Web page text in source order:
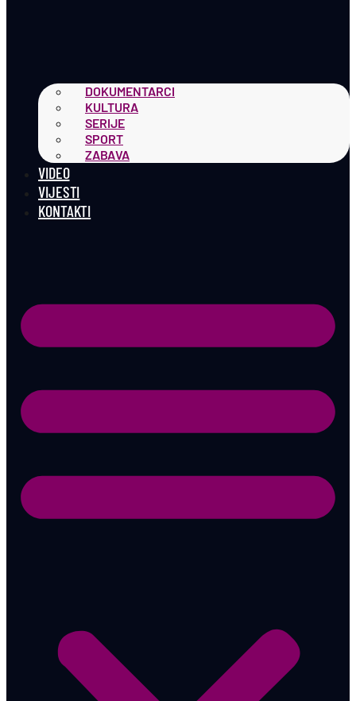
DOKUMENTARCI
KULTURA
SERIJE
SPORT
ZABAVA
VIDEO
VIJESTI
KONTAKTI